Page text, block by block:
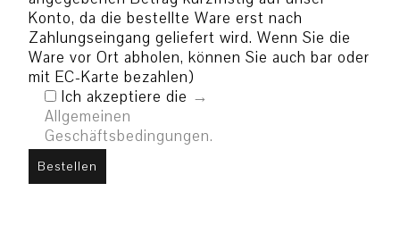
Konto, da die bestellte Ware erst nach
Zahlungseingang geliefert wird. Wenn Sie die
Ware vor Ort abholen, können Sie auch bar oder
mit EC-Karte bezahlen)
Ich akzeptiere die
Allgemeinen
Geschäftsbedingungen.